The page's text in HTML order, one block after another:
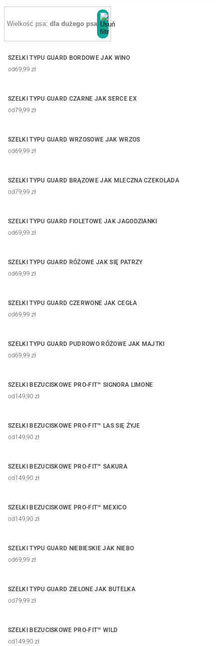
Wielkość psa: dla dużego psa
SZELKI TYPU GUARD BORDOWE JAK WINO
od69,99 zł
SZELKI TYPU GUARD CZARNE JAK SERCE EX
od79,99 zł
SZELKI TYPU GUARD WRZOSOWE JAK WRZOS
od69,99 zł
SZELKI TYPU GUARD BRĄZOWE JAK MLECZNA CZEKOLADA
od79,99 zł
SZELKI TYPU GUARD FIOLETOWE JAK JAGODZIANKI
od69,99 zł
SZELKI TYPU GUARD RÓŻOWE JAK SIĘ PATRZY
od69,99 zł
SZELKI TYPU GUARD CZERWONE JAK CEGŁA
od69,99 zł
SZELKI TYPU GUARD PUDROWO RÓŻOWE JAK MAJTKI
od69,99 zł
SZELKI BEZUCISKOWE PRO-FIT™ SIGNORA LIMONE
od149,90 zł
SZELKI BEZUCISKOWE PRO-FIT™ LAS SIĘ ŻYJE
od149,90 zł
SZELKI BEZUCISKOWE PRO-FIT™ SAKURA
od149,90 zł
SZELKI BEZUCISKOWE PRO-FIT™ MEXICO
od149,90 zł
SZELKI TYPU GUARD NIEBIESKIE JAK NIEBO
od69,99 zł
SZELKI TYPU GUARD ZIELONE JAK BUTELKA
od79,99 zł
SZELKI BEZUCISKOWE PRO-FIT™ WILD
od149,90 zł